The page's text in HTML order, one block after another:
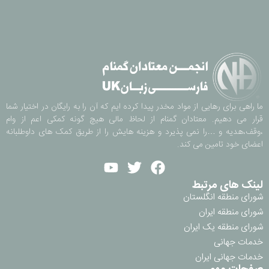
ما راهی برای رهایی از مواد مخدر پیدا کرده ایم که آن را به رایگان در اختیار شما
قرار می دهیم. معتادان گمنام از لحاظ مالی هیچ گونه کمکی اعم از وام
،وقف،هدیه و …را نمی پذیرد و هزینه هایش را از طریق کمک های داوطلبانه
اعضای خود تامین می کند.
لینک های مرتبط
شورای منطقه انگلستان
شورای منطقه ایران
شورای منطقه یک ایران
خدمات جهانی
خدمات جهانی ایران